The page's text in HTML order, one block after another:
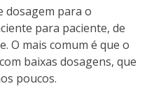
dosagem para o
para paciente, de
O mais comum é que o
baixas dosagens, que
poucos.